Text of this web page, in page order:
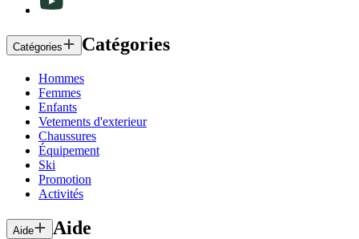
Catégories Catégories
Hommes
Femmes
Enfants
Vetements d'exterieur
Chaussures
Équipement
Ski
Promotion
Activités
Aide Aide